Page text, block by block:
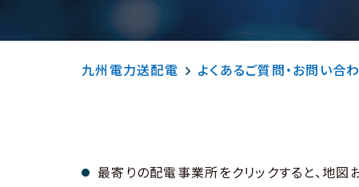
九州電力送配電 よくあるご質問・お問い合
最寄りの配電事業所をクリックすると、地図